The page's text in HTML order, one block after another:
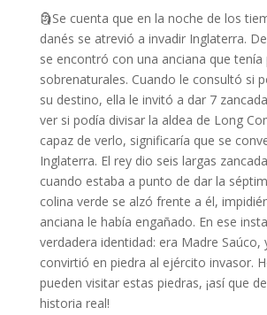
🗿Se cuenta que en la noche de los
danés se atrevió a invadir Inglaterra.
se encontró con una anciana que tenía
sobrenaturales. Cuando le consultó si
su destino, ella le invitó a dar 7
ver si podía divisar la aldea de Long
capaz de verlo, significaría que se
Inglaterra. El rey dio seis largas
cuando estaba a punto de dar la
colina verde se alzó frente a él,
anciana le había engañado. En ese
verdadera identidad: era Madre Saúco,
convirtió en piedra al ejército invasor.
pueden visitar estas piedras, ¡así que
historia real!